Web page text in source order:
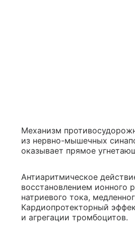
Механизм
из нервно-мышечных
оказывает прямое
Антиаритмическое
восстановлением ионного
натриевого тока,
Кардиопротекторный
и агрегации тромбоцитов.